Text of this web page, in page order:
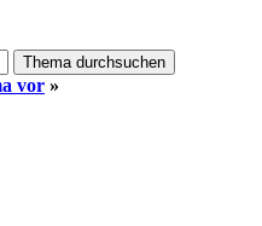
vor »